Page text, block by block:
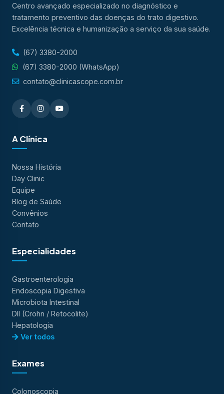
Centro avançado especializado no diagnóstico e
tratamento preventivo das doenças do trato digestivo.
Excelência técnica e humanização a serviço da sua saúde.
(67) 3380-2000
(67) 3380-2000 (WhatsApp)
contato@clinicascope.com.br
A Clínica
Nossa História
Day Clinic
Equipe
Blog de Saúde
Convênios
Contato
Especialidades
Gastroenterologia
Endoscopia Digestiva
Microbiota Intestinal
DII (Crohn / Retocolite)
Hepatologia
Ver todos
Exames
Colonoscopia